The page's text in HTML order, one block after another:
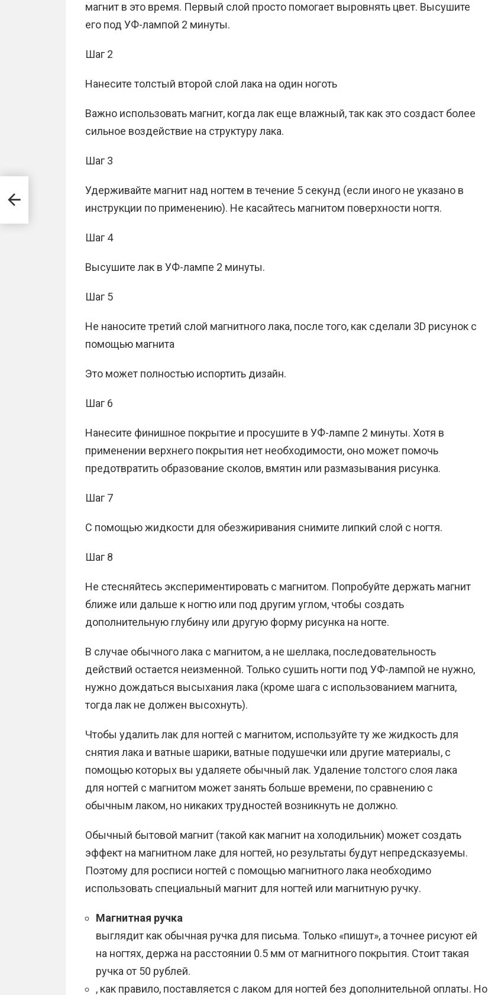
магнит в это время. Первый слой просто помогает выровнять цвет. Высушите
его под УФ-лампой 2 минуты.
Шаг 2
Нанесите толстый второй слой лака на один ноготь
Важно использовать магнит, когда лак еще влажный, так как это создаст более
сильное воздействие на структуру лака.
Шаг 3
Удерживайте магнит над ногтем в течение 5 секунд (если иного не указано в
инструкции по применению). Не касайтесь магнитом поверхности ногтя.
Шаг 4
Высушите лак в УФ-лампе 2 минуты.
Шаг 5
Не наносите третий слой магнитного лака, после того, как сделали 3D рисунок с
помощью магнита
Это может полностью испортить дизайн.
Шаг 6
Нанесите финишное покрытие и просушите в УФ-лампе 2 минуты. Хотя в
применении верхнего покрытия нет необходимости, оно может помочь
предотвратить образование сколов, вмятин или размазывания рисунка.
Шаг 7
С помощью жидкости для обезжиривания снимите липкий слой с ногтя.
Шаг 8
Не стесняйтесь экспериментировать с магнитом. Попробуйте держать магнит
ближе или дальше к ногтю или под другим углом, чтобы создать
дополнительную глубину или другую форму рисунка на ногте.
В случае обычного лака с магнитом, а не шеллака, последовательность
действий остается неизменной. Только сушить ногти под УФ-лампой не нужно,
нужно дождаться высыхания лака (кроме шага с использованием магнита,
тогда лак не должен высохнуть).
Чтобы удалить лак для ногтей с магнитом, используйте ту же жидкость для
снятия лака и ватные шарики, ватные подушечки или другие материалы, с
помощью которых вы удаляете обычный лак. Удаление толстого слоя лака
для ногтей с магнитом может занять больше времени, по сравнению с
обычным лаком, но никаких трудностей возникнуть не должно.
Обычный бытовой магнит (такой как магнит на холодильник) может создать
эффект на магнитном лаке для ногтей, но результаты будут непредсказуемы.
Поэтому для росписи ногтей с помощью магнитного лака необходимо
использовать специальный магнит для ногтей или магнитную ручку.
Магнитная ручка
выглядит как обычная ручка для письма. Только «пишут», а точнее рисуют ей
на ногтях, держа на расстоянии 0.5 мм от магнитного покрытия. Стоит такая
ручка от 50 рублей.
, как правило, поставляется с лаком для ногтей без дополнительной оплаты. Но